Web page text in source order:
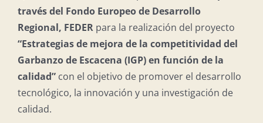
través del Fondo Europeo de Desarrollo
Regional, FEDERpara la realización del proyecto
“Estrategias de mejora de la competitividad del
Garbanzo de Escacena (IGP) en función de la
calidad”con el objetivo de promover el desarrollo
tecnológico, la innovación y una investigación de
calidad.